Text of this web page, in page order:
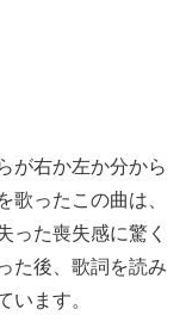
が右か左か分から
歌ったこの曲は、
った喪失感に驚く
た後、歌詞を読み
います。